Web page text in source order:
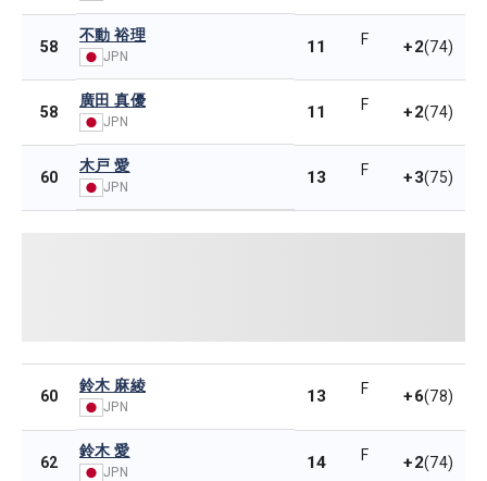
58
不動 裕理
JPN 11 F +2(74)
58
廣田 真優
JPN 11 F +2(74)
60
木戸 愛
JPN 13 F +3(75)
60
鈴木 麻綾
JPN
13 F +6(78)
62
鈴木 愛
JPN 14 F +2(74)